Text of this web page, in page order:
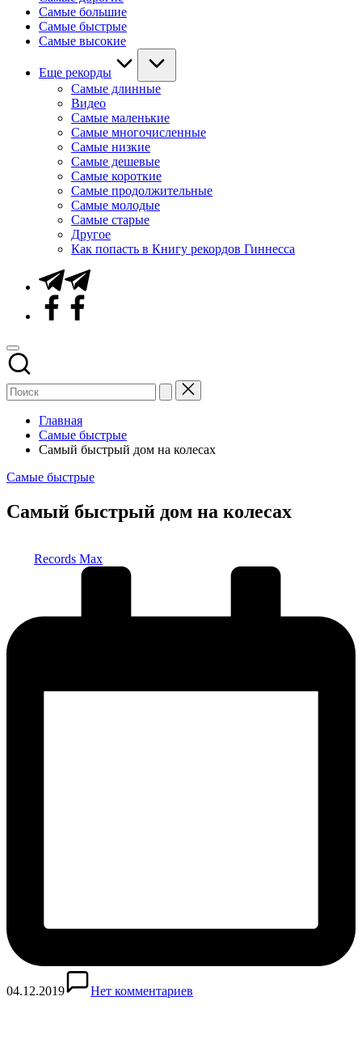
Самые большие
Самые быстрые
Самые высокие
Еще рекорды
Самые длинные
Видео
Самые маленькие
Самые многочисленные
Самые низкие
Самые дешевые
Самые короткие
Самые продолжительные
Самые молодые
Самые старые
Другое
Как попасть в Книгу рекордов Гиннесса
Telegram
Facebook
Главная
Самые быстрые
Самый быстрый дом на колесах
Опубликовано
Самые быстрые
Самый быстрый дом на колесах
Records Max
04.12.2019 Нет комментариев